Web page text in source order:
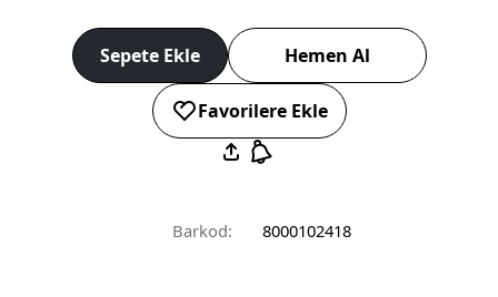
Sepete Ekle Hemen Al
Favorilere Ekle
Barkod: 8000102418